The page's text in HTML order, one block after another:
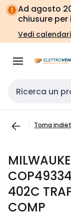
Vai alla
navigazione
Vai
alla
Ad agosto
chiusure
Vedi
Cerca input
Torna
402C
COMP